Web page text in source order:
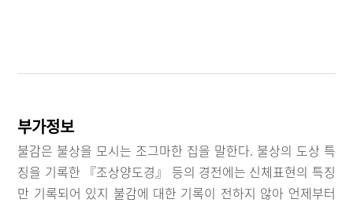
부가정보
불감은 불상을 모시는 조그마한 집을 말한다. 불상의 도상 특
징을 기록한 『조상양도경』 등의 경전에는 신체표현의 특징
만 기록되어 있지 불감에 대한 기록이 전하지 않아 언제부터